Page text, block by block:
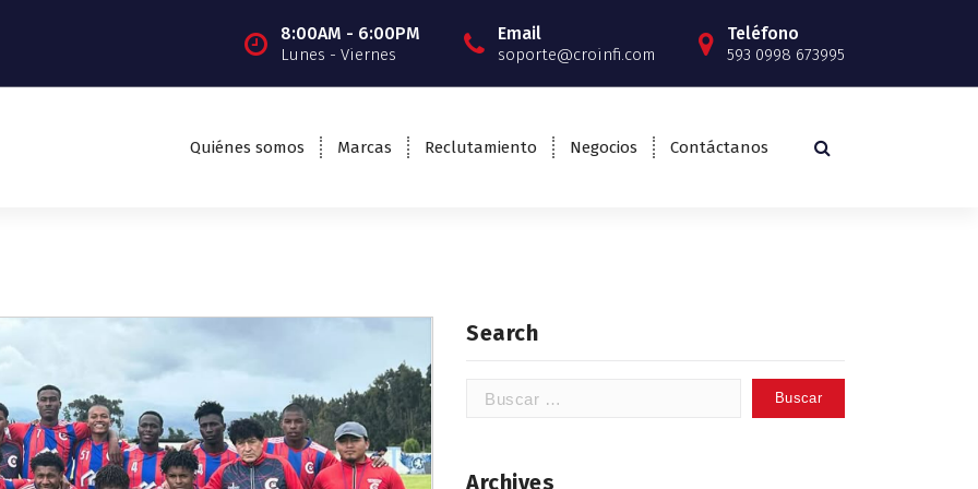
8:00AM - 6:00PM
Lunes - Viernes
Email
soporte@croinfi.com
Teléfono
593 0998 673995
Quiénes somos Marcas Reclutamiento Negocios Contáctanos
Search
Buscar:
Archives